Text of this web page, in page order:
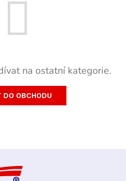
na ostatní kategorie.
DO OBCHODU